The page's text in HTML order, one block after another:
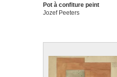
Pot à confiture peint
Jozef Peeters